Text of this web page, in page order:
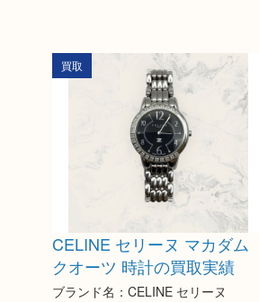
買取
CELINE セリーヌ マカダム
クオーツ 時計の買取実績
ブランド名：CELINE セリーヌ